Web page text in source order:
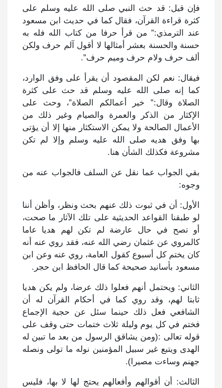
فإن قيل: قد حث النبي صلى الله عليه وسلم على
كثرة قراءة القرآن، فقال كما في حديث ابن مسعود
عند الترمذي:” من قرأ حرفا من كتاب الله فله به
حسنة والحسنة بعشر أمثالها لا أقول آلم حرف ولكن
ألف حرف ولام حرف وميم حرف”.
فيقال: نعم لكن المقصود أن يقرأ على وفق الوارد،
كما إنه صلى الله عليه وسلم قد حث على كثرة
الصلاة وقال:” خير أعمالكم الصلاة”، وحث على
الإكثار من الذكر والعمرة والصيام وغير ذلك من
الأعمال الصالحة ولا يمكن الاستكثار منها إلا أن يؤتى
بها وفق هديه صلى الله عليه وسلم وإلا لم تكن
مشروعة فكذلك الشأن هنا.
بقي الجواب عما نقل عن السلف فالجواب عنه من
وجوه:
الأول: أن في ثبوت ذلك عنهم بحث ونظر، وأظن أننا
لو طبقنا القواعد الحديثية على تلك الآثار ما صحت،
أو تصح في حال عارضة لم تكن لهم هديا عاما
كالمروي عن عثمان رضي الله عنه، فقد روي عنه أنه
كان يختم كل أسبوع كقول العامة، روي عنه وعن ابن
مسعود بأسانيد صحيحة كما قال الحافظ ابن حجر.
الثاني: ويحتمل أنهم فعلوا ذلك عرضا، ولم يكن هديا
ثابتا لهم، وقد روي كما في أحكام القرآن له أن
الشافعي فعل ذلك حينما سئل عن حجية الإجماع
فختم في كل يوم وليلة ثلاث ختمات حتى وقف على
قوله تعالى :(ومن يشاقق الرسول من بعد ما تبين له
الهدى ويتبع غير سبيل المؤمنين نوله ما تولى ونصله
جهنم وساءت مصيرا).
الثالث: أن أقوالهم وأفعالهم يحتج لها لا بها، فليس